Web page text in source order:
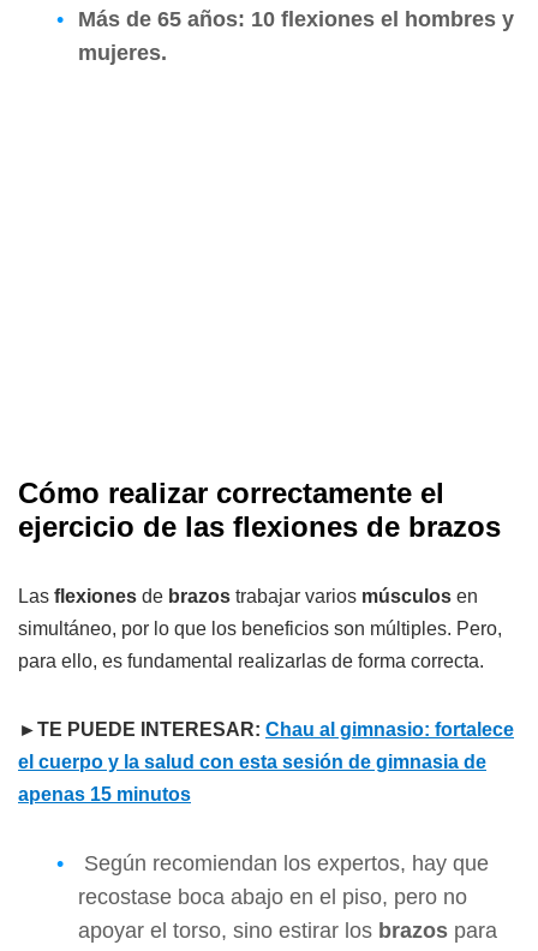
Más de 65 años: 10 flexiones el hombres y
mujeres.
Cómo realizar correctamente el
ejercicio de las flexiones de brazos
Las flexiones de brazos trabajar varios músculos en
simultáneo, por lo que los beneficios son múltiples. Pero,
para ello, es fundamental realizarlas de forma correcta.
►TE PUEDE INTERESAR: Chau al gimnasio: fortalece
el cuerpo y la salud con esta sesión de gimnasia de
apenas 15 minutos
Según recomiendan los expertos, hay que
recostase boca abajo en el piso, pero no
apoyar el torso, sino estirar los brazos para